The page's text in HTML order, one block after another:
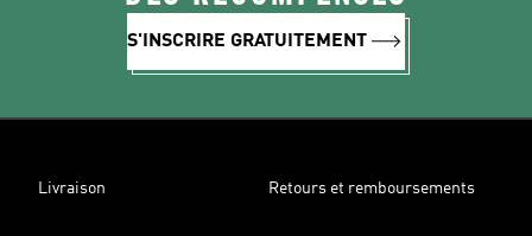
S'INSCRIRE GRATUITEMENT
Livraison Retours et remboursements